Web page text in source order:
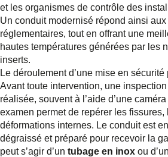
et les organismes de contrôle des
Un conduit modernisé répond ainsi
réglementaires, tout en offrant une
hautes températures générées par les
inserts.
Le déroulement d’une mise en
Avant toute intervention, une
réalisée, souvent à l’aide d’une
examen permet de repérer les
déformations internes. Le conduit est
dégraissé et préparé pour recevoir la
peut s’agir d’un tubage en inox ou